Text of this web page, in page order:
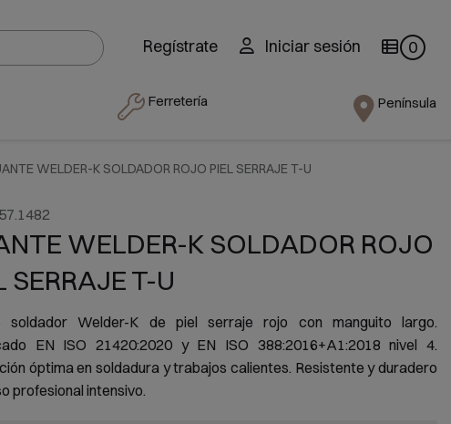
Regístrate Iniciar sesión 0
Ferretería Península
WELDER-K SOLDADOR ROJO PIEL SERRAJE T-U
WELDER-K SOLDADOR ROJO
SERRAJE T-U
soldador Welder-K de piel serraje rojo con manguito largo.
EN ISO 21420:2020 y EN ISO 388:2016+A1:2018 nivel 4.
óptima en soldadura y trabajos calientes. Resistente y duradero
profesional intensivo.